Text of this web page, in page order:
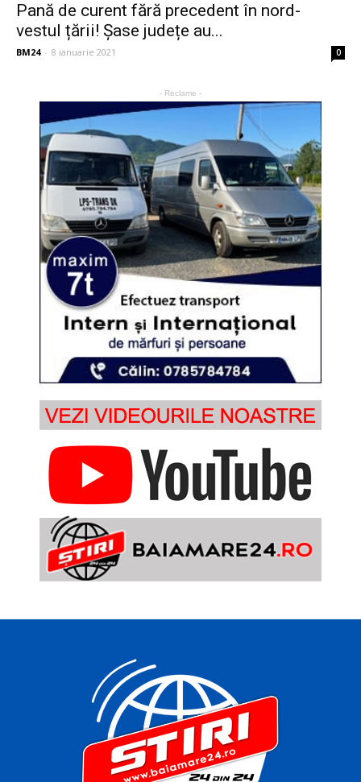
Pană de curent fără precedent în nord-
vestul țării! Șase județe au...
BM24 - 8 ianuarie 2021 0
- Reclame -